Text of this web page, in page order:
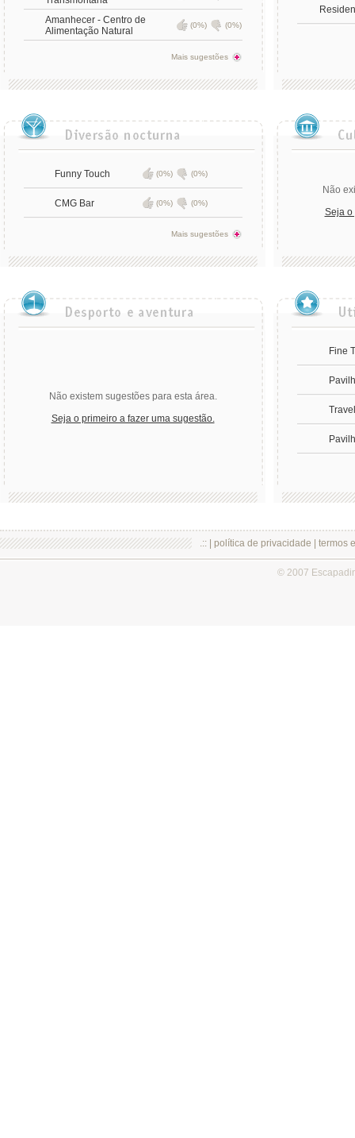
Amanhecer - Centro de
Alimentação Natural
(0%) (0%)
Mais sugestões
Funny Touch (0%) (0%)
CMG Bar (0%) (0%)
Mais sugestões
Não
Seja o
Não existem sugestões para esta área.
Seja o primeiro a fazer uma sugestão.
Fine
.:: | política de privacidade termos
© 2007